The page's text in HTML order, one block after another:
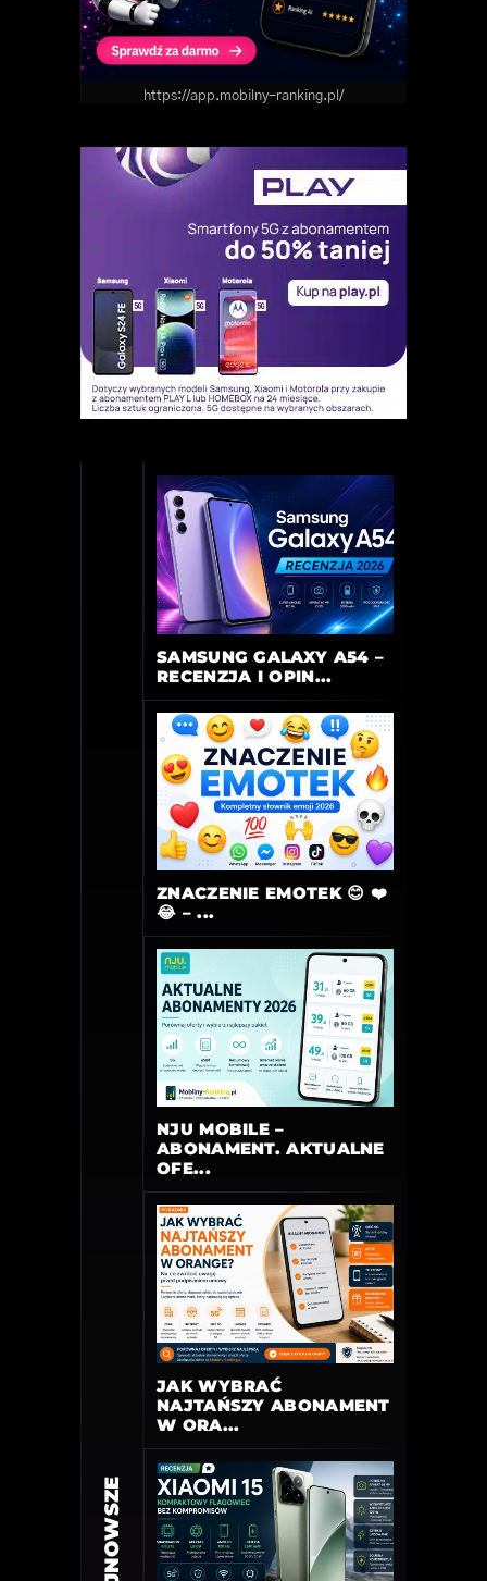
https://app.mobilny-ranking.pl/
NAJNOWSZE
SAMSUNG GALAXY A54 –
RECENZJA I OPIN...
ZNACZENIE EMOTEK 😊 ❤️
😂 – ...
NJU MOBILE –
ABONAMENT. AKTUALNE
OFE...
JAK WYBRAĆ
NAJTAŃSZY ABONAMENT
W ORA...